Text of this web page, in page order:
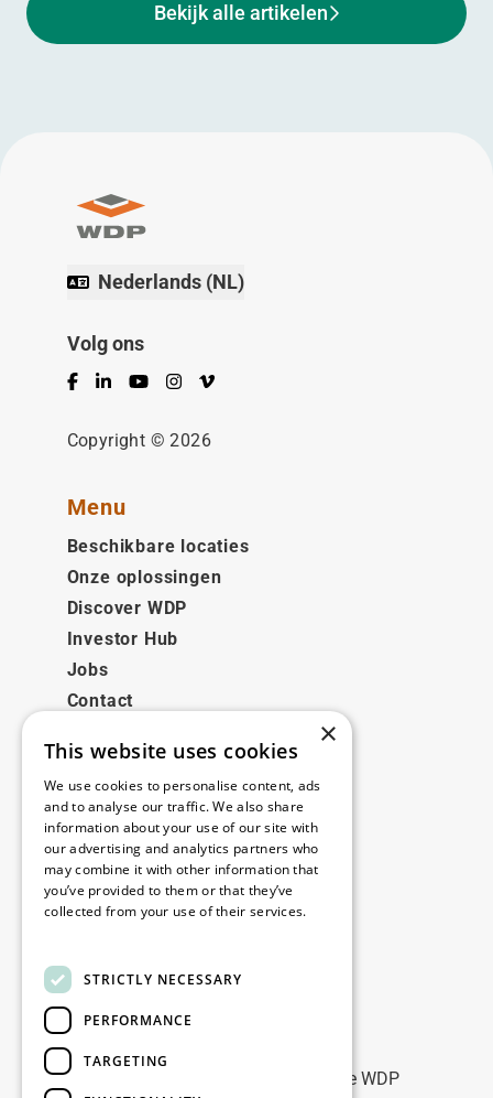
Bekijk alle artikelen
Nederlands (NL)
Volg ons
Facebook
LinkedInYouTubeInstagram
Vimeo
Copyright © 2026
Menu
Beschikbare locaties
Onze oplossingen
Discover WDP
Investor Hub
Jobs
Contact
Juridisch
Disclaimer
Privacy policy
Cookie policy
Contact
Blijf op de hoogte
Blijf up-to-date: meld u aan voor onze WDP
×
This website uses cookies
We use cookies to personalise content, ads
and to analyse our traffic. We also share
information about your use of our site with
our advertising and analytics partners who
may combine it with other information that
you’ve provided to them or that they’ve
collected from your use of their services.
STRICTLY NECESSARY
PERFORMANCE
TARGETING